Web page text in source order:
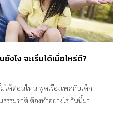
ไง จะเริ่มได้เมื่อไหร่ดี?
มได้ตอนไหน พูดเรื่องเพศกับเด็ก
รรมชาติ ต้องทำอย่างไร วันนี้มา